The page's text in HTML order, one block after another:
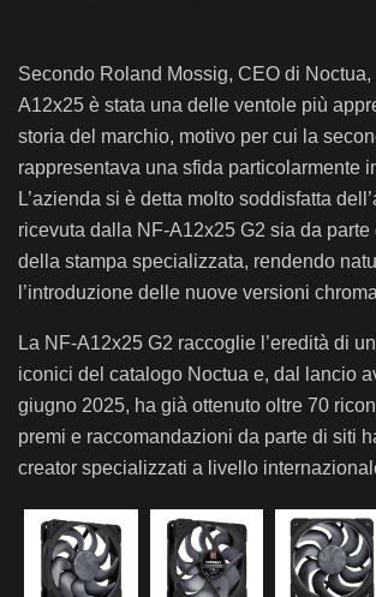
Secondo Roland Mossig, CEO di
A12x25 è stata una delle ventole più
storia del marchio, motivo per cui la
rappresentava una sfida particolarmente
L’azienda si è detta molto soddisfatta
ricevuta dalla NF-A12x25 G2 sia da parte
della stampa specializzata, rendendo
l’introduzione delle nuove versioni
La NF-A12x25 G2 raccoglie l’eredità di
iconici del catalogo Noctua e, dal lancio
giugno 2025, ha già ottenuto oltre 70
premi e raccomandazioni da parte di siti
creator specializzati a livello